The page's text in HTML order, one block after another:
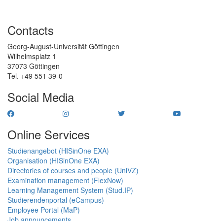
Contacts
Georg-August-Universität Göttingen
Wilhelmsplatz 1
37073 Göttingen
Tel. +49 551 39-0
Social Media
Online Services
Studienangebot (HISinOne EXA)
Organisation (HISinOne EXA)
Directories of courses and people (UniVZ)
Examination management (FlexNow)
Learning Management System (Stud.IP)
Studierendenportal (eCampus)
Employee Portal (MaP)